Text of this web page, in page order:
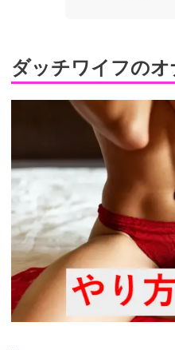
ダッチワイフの